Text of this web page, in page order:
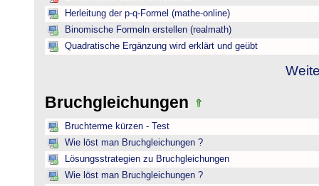
Herleitung der p-q-Formel (mathe-online)
Binomische Formeln erstellen (realmath)
Quadratische Ergänzung wird erklärt und geübt
Bruchgleichungen
Bruchterme kürzen - Test
Wie löst man Bruchgleichungen ?
Lösungsstrategien zu Bruchgleichungen
Wie löst man Bruchgleichungen ?